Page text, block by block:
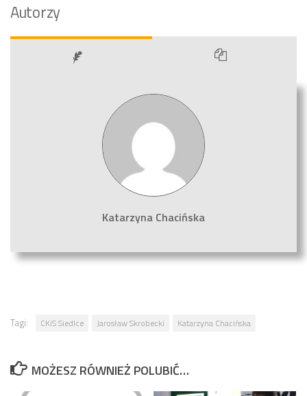
Autorzy
Katarzyna Chacińska
Tagi: CKiS Siedlce Jarosław Skrobecki Katarzyna Chacińska
MOŻESZ RÓWNIEŻ POLUBIĆ…